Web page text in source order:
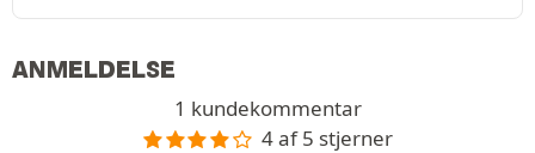
ANMELDELSE
1 kundekommentar
4 af 5 stjerner